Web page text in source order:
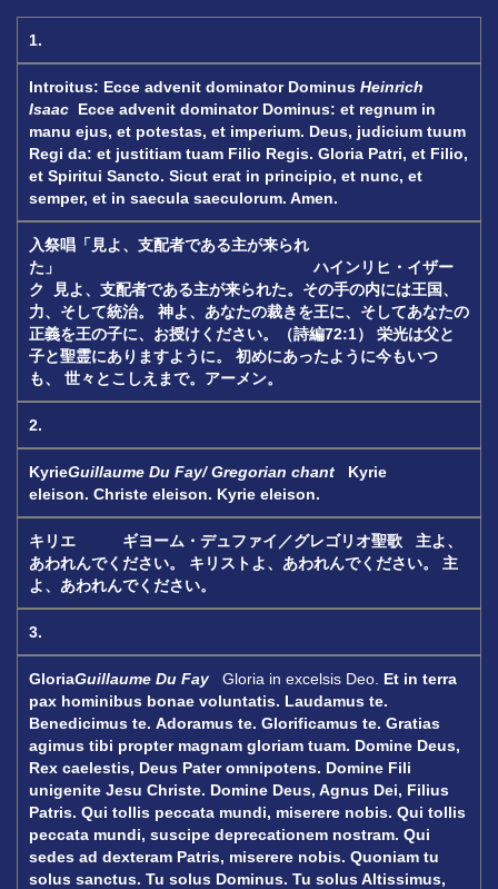
1.
Introitus: Ecce advenit dominator Dominus Heinrich
Isaac Ecce advenit dominator Dominus: et regnum in
manu ejus, et potestas, et imperium. Deus, judicium tuum
Regi da: et justitiam tuam Filio Regis. Gloria Patri, et Filio,
et Spiritui Sancto. Sicut erat in principio, et nunc, et
semper, et in saecula saeculorum. Amen.
入祭唱「見よ、支配者である主が来られ
た」
ハインリヒ・イザー
ク
見よ、支配者である主が来られた。その手の内には王国、
力、そして統治。
神よ、あなたの裁きを王に、そしてあなたの
正義を王の子に、お授けください。
（詩編72:1）
栄光は父と
子と聖霊にありますように。
初めにあったように今もいつ
も、
世々とこしえまで。アーメン。
2.
KyrieGuillaume Du Fay/ Gregorian chant
Kyrie
eleison. Christe eleison. Kyrie eleison.
キリエ ギヨーム・デュファイ／グレゴリオ聖歌
主よ、
あわれんでください。
キリストよ、あわれんでください。
主
よ、あわれんでください。
3.
GloriaGuillaume Du Fay Gloria in excelsis Deo. Et in terra
pax hominibus bonae voluntatis. Laudamus te.
Benedicimus te. Adoramus te. Glorificamus te. Gratias
agimus tibi propter magnam gloriam tuam. Domine Deus,
Rex caelestis, Deus Pater omnipotens. Domine Fili
unigenite Jesu Christe. Domine Deus, Agnus Dei, Filius
Patris. Qui tollis peccata mundi, miserere nobis. Qui tollis
peccata mundi, suscipe deprecationem nostram. Qui
sedes ad dexteram Patris, miserere nobis. Quoniam tu
solus sanctus. Tu solus Dominus. Tu solus Altissimus,